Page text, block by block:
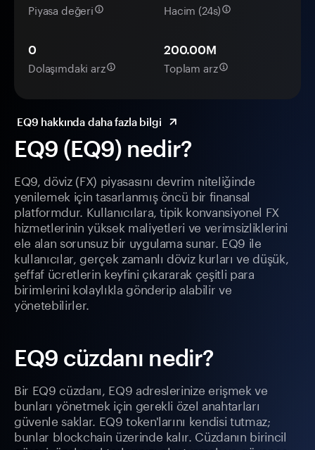
EQ9 (EQ9) nedir?
EQ9, döviz (FX) piyasasını devrim niteliğinde
yenilemek için tasarlanmış öncü bir finansal
platformdur. Kullanıcılara, tipik konvansiyonel FX
hizmetlerinin yüksek maliyetleri ve verimsizliklerini
ele alan sorunsuz bir uygulama sunar. EQ9 ile
kullanıcılar, gerçek zamanlı döviz kurları ve düşük,
şeffaf ücretlerin keyfini çıkararak çeşitli para
birimlerini kolaylıkla gönderip alabilir ve
yönetebilirler.
EQ9 cüzdanı nedir?
Bir EQ9 cüzdanı, EQ9 adreslerinize erişmek ve
bunları yönetmek için gerekli özel anahtarları
güvenle saklar. EQ9 token'larını kendisi tutmaz;
bunlar blockchain üzerinde kalır. Cüzdanın birincil
Piyasa değeri Hacim (24s)
0
Dolaşımdaki arz
200.00M
Toplam arz
EQ9 hakkında daha fazla bilgi